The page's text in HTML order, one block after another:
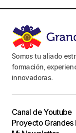
Somos tu aliado
formación,
innovadoras.
Canal de Youtube
Proyecto Grandes